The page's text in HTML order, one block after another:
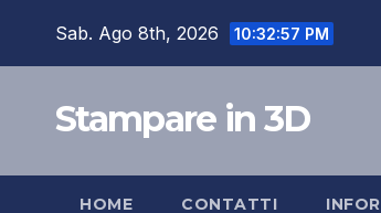
Sab. Ago 8th, 2026 10:32:58 PM
Stampare in 3D
HOME CONTATTI